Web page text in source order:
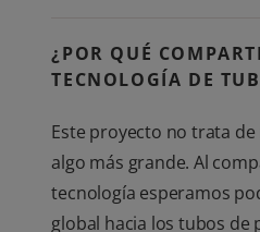
¿POR QUÉ
TECNOLOGÍA DE
Este proyecto no trata
algo más grande. Al
tecnología esperamos
global hacia los tubos de